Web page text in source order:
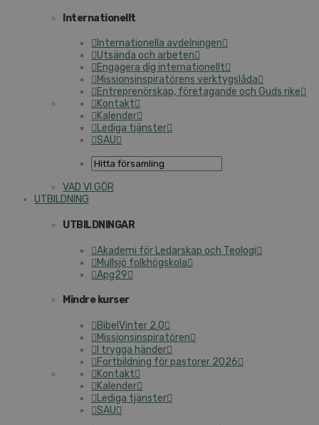
Internationellt
Internationella avdelningen
Utsända och arbeten
Engagera dig internationellt
Missionsinspiratörens verktygslåda
Entreprenörskap, företagande och Guds rike
Kontakt
Kalender
Lediga tjänster
SAU
VAD VI GÖR
UTBILDNING
UTBILDNINGAR
Akademi för Ledarskap och Teologi
Mullsjö folkhögskola
Apg29
Mindre kurser
BibelVinter 2.0
Missionsinspiratören
I trygga händer
Fortbildning för pastorer 2026
Kontakt
Kalender
Lediga tjänster
SAU